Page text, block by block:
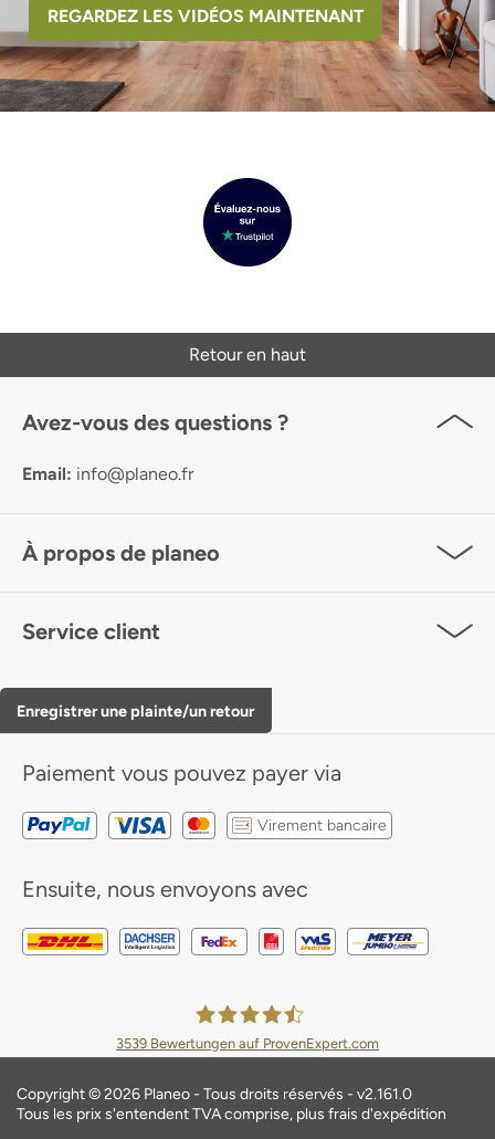
REGARDEZ LES VIDÉOS MAINTENANT
Retour en haut
Avez-vous des questions ?
Email: info@planeo.fr
À propos de planeo
Service client
Enregistrer une plainte/un retour
Paiement vous pouvez payer via
Virement bancaire
Ensuite, nous envoyons avec
3539 Bewertungen auf ProvenExpert.com
Copyright © 2026 Planeo - Tous droits réservés - v2.161.0
Tous les prix s'entendent TVA comprise, plus frais d'expédition